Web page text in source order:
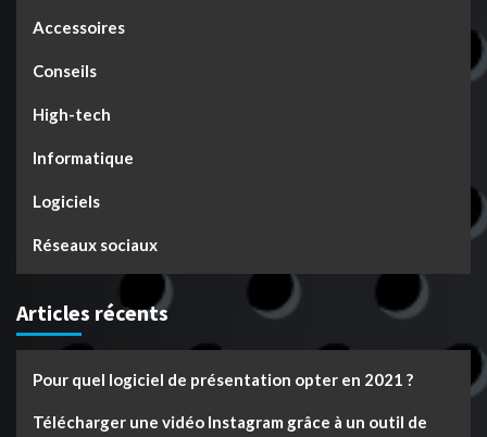
Accessoires
Conseils
High-tech
Informatique
Logiciels
Réseaux sociaux
Articles récents
Pour quel logiciel de présentation opter en 2021 ?
Télécharger une vidéo Instagram grâce à un outil de